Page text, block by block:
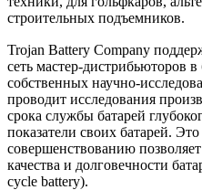
строительных подъемников.
Trojan Battery Company
сеть мастер-дистрибьюторов
собственных научно-
проводит исследования
срока службы батарей
показатели своих батарей.
совершенствованию
качества и долговечности
cycle battery).